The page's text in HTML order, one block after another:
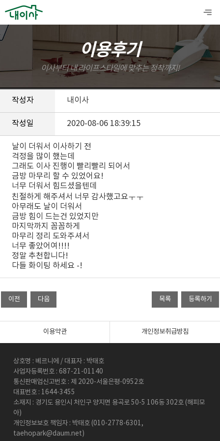
이용후기
이사부터 내 라이프스타일에 맞추는 정착까지!
작성자 내이사
작성일 2020-08-06 18:39:15
날이 더워서 이사하기 전
걱정을 많이 했는데
그래도 이사 진행이 빨리빨리 되어서
금방 마무리 할 수 있었어요!
너무 더워서 힘드셨을텐데
친절하게 해주셔서 너무 감사했고요ㅜㅜ
아무래도 날이 더워서
금방 힘이 드는건 있었지만
마지막까지 꼼꼼하게
마무리 정리 도와주셔서
너무 좋았어여!!!!
정말 추천합니다!
다들 화이팅 하세요 -!
이용약관 개인정보취급방침
상호명 : 베르니에 / 대표자 : 박태호
사업자등록번호 : 687-21-01140
통신판매업신고번호 : 제 2020-서울은평-0952호
대표번호 : 1644-3455
소재지 : 경기도 용인시 처인구 양지면 용곡로 50-5 106동 302호 (해피모
아)
개인정보보호 책임자 : 박태호 (010-2778-6301,
taehopark@daum.net)